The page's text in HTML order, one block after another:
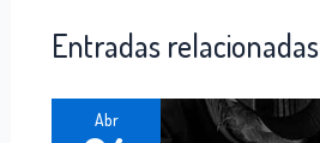
Entradas relacionadas
Abr